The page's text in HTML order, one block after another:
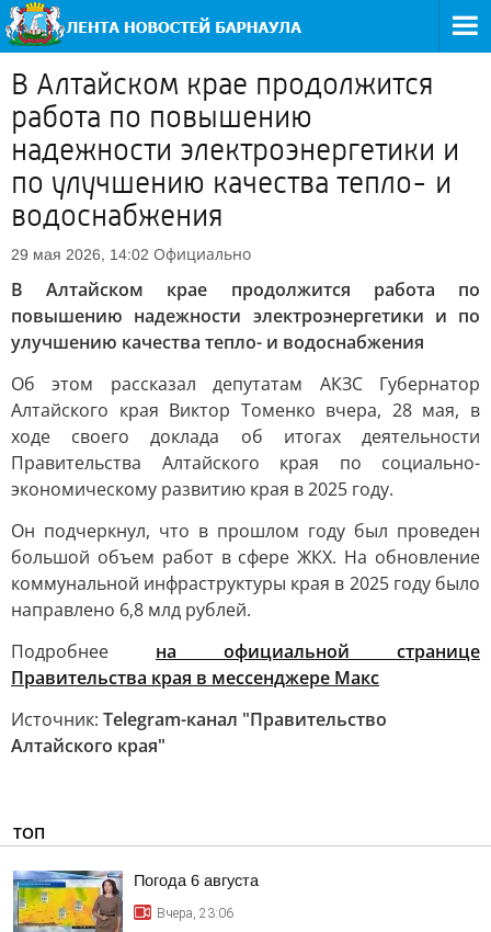
В Алтайском крае продолжится
работа по повышению
надежности электроэнергетики и
по улучшению качества тепло- и
водоснабжения
29 мая 2026, 14:02 Официально
В Алтайском крае продолжится работа по
повышению надежности электроэнергетики и по
улучшению качества тепло- и водоснабжения
Об этом рассказал депутатам АКЗС Губернатор
Алтайского края Виктор Томенко вчера, 28 мая, в
ходе своего доклада об итогах деятельности
Правительства Алтайского края по социально-
экономическому развитию края в 2025 году.
Он подчеркнул, что в прошлом году был проведен
большой объем работ в сфере ЖКХ. На обновление
коммунальной инфраструктуры края в 2025 году было
направлено 6,8 млд рублей.
Подробнее на официальной странице
Правительства края в мессенджере Макс
Источник: Telegram-канал "Правительство
Алтайского края"
ТОП
Погода 6 августа
Вчера, 23:06